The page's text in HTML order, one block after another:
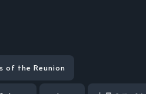
of the Reunion